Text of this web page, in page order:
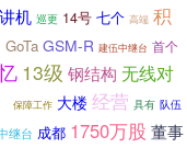
机 巡更 14号 七个 高端 积
GoTa GSM-R 建伍中继台 首个
13级 钢结构 无线对
保障工作 大楼 经营 具有 队伍
继台 成都 1750万股 董事